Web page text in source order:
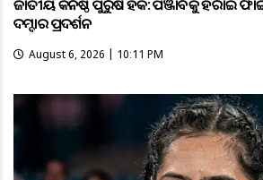
ଜାତୀୟ କନିଷ୍ଠ ପୁରୁଷ ହକି: ପଞ୍ଜାବକୁ ହରାଇ
ଦମ୍ଦାର ପ୍ରଦର୍ଶନ
August 6, 2026 | 10:11 PM